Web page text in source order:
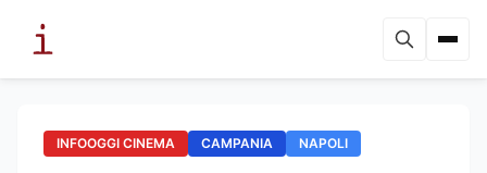
INFOOGGI CINEMA CAMPANIA NAPOLI